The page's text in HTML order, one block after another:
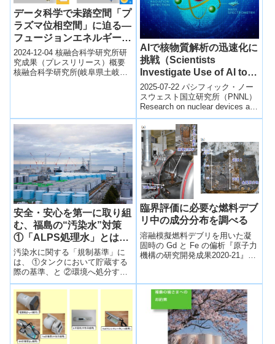
データ科学で未踏空間「プ
ラズマ位相空間」に迫る―
フュージョンエネルギー開
発の課題解決に寄与 ―科
学誌「米国科学アカデミー
紀要」に論文掲載
2024-12-04 核融合科学研究所研
究成果（プレスリリース）概要
核融合科学研究所(岐阜県土岐市)
AIで核物質解析の迅速化に
挑戦（Scientists
Investigate Use of AI to
Speed Analysis of
Nuclear Materials）
2025-07-22 パシフィック・ノー
スウェスト国立研究所（PNNL）
Research on nuclear devices and
debris is pa...
安全・安心を第一に取り組
む、福島の“汚染水”対策
①「ALPS処理水」とは
何？「基準を超えている」
のは本当？
汚染水に関する「規制基準」に
は、 ①タンクにおいて貯蔵する
際の基準、と ②環境へ処分する
際の基準、の2つがある。
臨界評価に必要な燃料デブ
リ中の成分分布を調べる
溶融模擬燃料デブリを用いた凝
固時の Gd と Fe の偏析『原子力
機構の研究開発成果2020-21』